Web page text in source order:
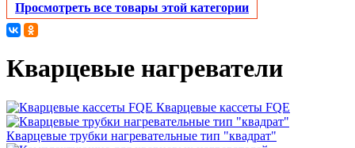
Просмотреть все товары этой категории
Кварцевые нагреватели
Кварцевые кассеты FQE
Кварцевые трубки нагревательные тип "квадрат"